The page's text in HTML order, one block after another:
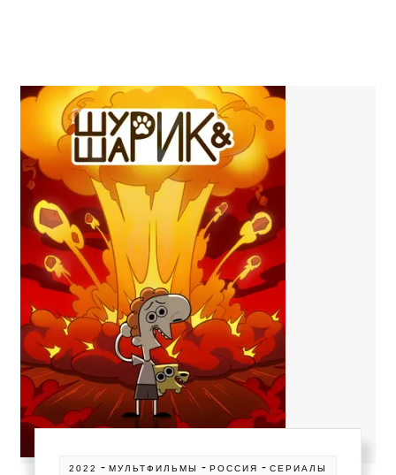
2022 - МУЛЬТФИЛЬМЫ - РОССИЯ - СЕРИАЛЫ